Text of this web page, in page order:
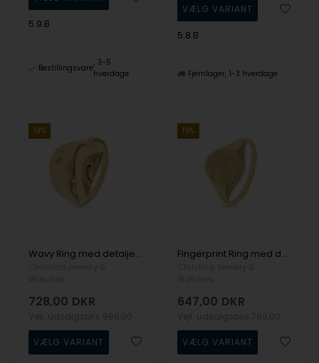
5.9.B
Bestillingsvare
3-5
hverdage
5.8.B
Fjernlager 1-3 hverdage
19%
Wavy Ring med detaljeret bølje aftryk i 925 forgyldt sølv fra Christina Jewelry
728,00 DKR
19%
Fingerprint Ring med detaljeret finger aftryk i 925 forgyldt sølv fra Christina Jewelry
647,00 DKR